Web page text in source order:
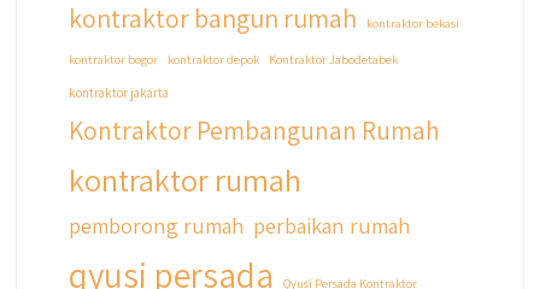
kontraktor bangun rumah
kontraktor bekasi
kontraktor bogor kontraktor depok
Kontraktor Jabodetabek
kontraktor jakarta
Kontraktor Pembangunan Rumah
kontraktor rumah
pemborong rumah perbaikan rumah
qyusi persada Qyusi Persada Kontraktor